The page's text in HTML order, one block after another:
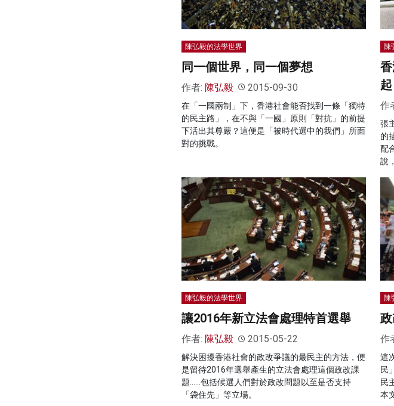
陳弘毅的法學世界
同一個世界，同一個夢想
作者: 陳弘毅 2015-09-30
在「一國兩制」下，香港社會能否找到一條「獨特
的民主路」，在不與「一國」原則「對抗」的前提
下活出其尊嚴？這便是「被時代選中的我們」所面
對的挑戰。
陳
起
作
張
的
配
說
陳弘毅的法學世界
讓2016年新立法會處理特首選舉
作者: 陳弘毅 2015-05-22
解決困擾香港社會的政改爭議的最民主的方法，便
是留待2016年選舉產生的立法會處理這個政改課
題……包括候選人們對於政改問題以至是否支持
「袋住先」等立場。
陳
作
這
民
民
本